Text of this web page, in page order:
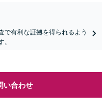
で有利な証拠を得られるよう
い合わせ